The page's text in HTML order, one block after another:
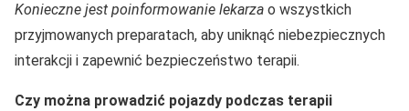
Konieczne jest poinformowanie lekarza o wszystkich
przyjmowanych preparatach, aby uniknąć niebezpiecznych
interakcji i zapewnić bezpieczeństwo terapii.
Czy można prowadzić pojazdy podczas terapii